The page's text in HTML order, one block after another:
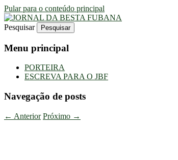
Pular para o conteúdo principal
JORNAL DA BESTA FUBANA
Uma Gazeta Escrota
Pesquisar
Menu principal
PORTEIRA
ESCREVA PARA O JBF
Navegação de posts
← Anterior Próximo →